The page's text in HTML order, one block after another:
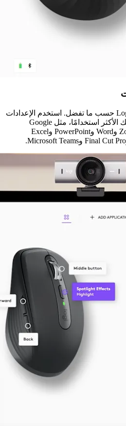
عيّن الإجراءات لأجهزة Logitech حسب ما تفضل. استخدم الإعدادات
المعدة مسبقًا أو حدد تطبيقاتك الأكثر استخدامًا، مثل Google
Chrome وEdge وSafari وZoom وWord وPowerPoint وExcel